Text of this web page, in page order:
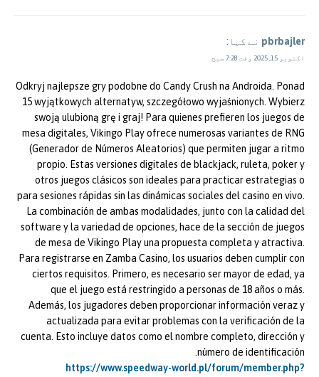
pbrbajler نے کہا:
اکتوبر 15, 2025 وقت 7:28 صبح
Odkryj najlepsze gry podobne do Candy Crush na Androida. Ponad
15 wyjątkowych alternatyw, szczegółowo wyjaśnionych. Wybierz
swoją ulubioną grę i graj! Para quienes prefieren los juegos de
mesa digitales, Vikingo Play ofrece numerosas variantes de RNG
(Generador de Números Aleatorios) que permiten jugar a ritmo
propio. Estas versiones digitales de blackjack, ruleta, poker y
otros juegos clásicos son ideales para practicar estrategias o
para sesiones rápidas sin las dinámicas sociales del casino en vivo.
La combinación de ambas modalidades, junto con la calidad del
software y la variedad de opciones, hace de la sección de juegos
de mesa de Vikingo Play una propuesta completa y atractiva.
Para registrarse en Zamba Casino, los usuarios deben cumplir con
ciertos requisitos. Primero, es necesario ser mayor de edad, ya
que el juego está restringido a personas de 18 años o más.
Además, los jugadores deben proporcionar información veraz y
actualizada para evitar problemas con la verificación de la
cuenta. Esto incluye datos como el nombre completo, dirección y
número de identificación.
https://www.speedway-world.pl/forum/member.php?